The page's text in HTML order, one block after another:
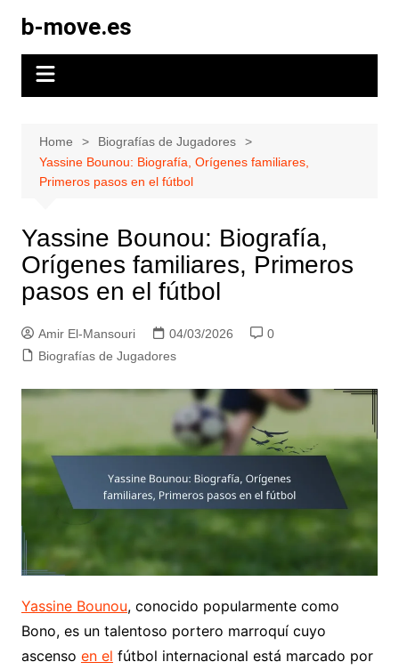
content
b-move.es
Home
Biografías de Jugadores
Yassine Bounou: Biografía, Orígenes familiares,
Primeros pasos en el fútbol
Yassine Bounou: Biografía,
Orígenes familiares, Primeros
pasos en el fútbol
Amir El-Mansouri 04/03/2026
0
Biografías de Jugadores
Yassine Bounou, conocido popularmente como
Bono, es un talentoso portero marroquí cuyo
ascenso en el fútbol internacional está marcado por